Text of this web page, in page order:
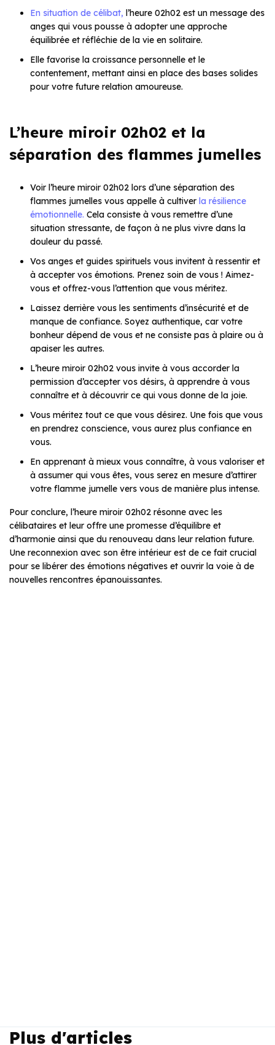
En situation de célibat, l’heure 02h02 est un message des
anges qui vous pousse à adopter une approche
équilibrée et réfléchie de la vie en solitaire.
Elle favorise la croissance personnelle et le
contentement, mettant ainsi en place des bases solides
pour votre future relation amoureuse.
L’heure miroir 02h02 et la
séparation des flammes jumelles
Voir l’heure miroir 02h02 lors d’une séparation des
flammes jumelles vous appelle à cultiver la résilience
émotionnelle. Cela consiste à vous remettre d’une
situation stressante, de façon à ne plus vivre dans la
douleur du passé.
Vos anges et guides spirituels vous invitent à ressentir et
à accepter vos émotions. Prenez soin de vous ! Aimez-
vous et offrez-vous l’attention que vous méritez.
Laissez derrière vous les sentiments d’insécurité et de
manque de confiance. Soyez authentique, car votre
bonheur dépend de vous et ne consiste pas à plaire ou à
apaiser les autres.
L’heure miroir 02h02 vous invite à vous accorder la
permission d’accepter vos désirs, à apprendre à vous
connaître et à découvrir ce qui vous donne de la joie.
Vous méritez tout ce que vous désirez. Une fois que vous
en prendrez conscience, vous aurez plus confiance en
vous.
En apprenant à mieux vous connaître, à vous valoriser et
à assumer qui vous êtes, vous serez en mesure d’attirer
votre flamme jumelle vers vous de manière plus intense.
Pour conclure, l’heure miroir 02h02 résonne avec les
célibataires et leur offre une promesse d’équilibre et
d’harmonie ainsi que du renouveau dans leur relation future.
Une reconnexion avec son être intérieur est de ce fait crucial
pour se libérer des émotions négatives et ouvrir la voie à de
nouvelles rencontres épanouissantes.
Plus d'articles